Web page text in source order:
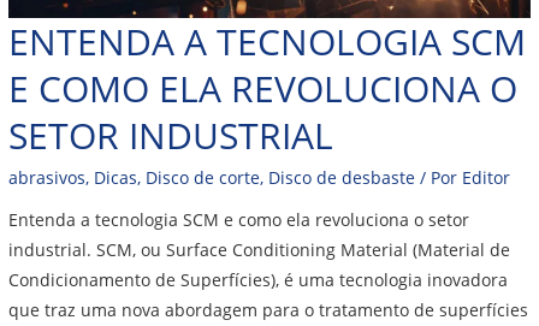
ENTENDA A TECNOLOGIA SCM
E COMO ELA REVOLUCIONA O
SETOR INDUSTRIAL
abrasivos, Dicas, Disco de corte, Disco de desbaste / Por Editor
Entenda a tecnologia SCM e como ela revoluciona o setor
industrial. SCM, ou Surface Conditioning Material (Material de
Condicionamento de Superfícies), é uma tecnologia inovadora
que traz uma nova abordagem para o tratamento de superfícies